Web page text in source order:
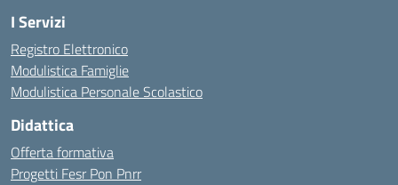
I Servizi
Registro Elettronico
Modulistica Famiglie
Modulistica Personale Scolastico
Didattica
Offerta formativa
Progetti Fesr Pon Pnrr